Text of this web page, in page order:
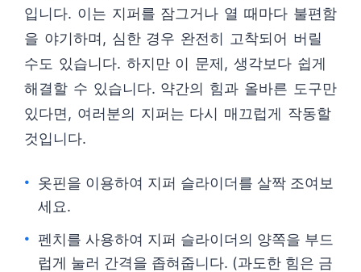
입니다. 이는 지퍼를 잠그거나 열 때마다 불편함
을 야기하며, 심한 경우 완전히 고착되어 버릴
수도 있습니다. 하지만 이 문제, 생각보다 쉽게
해결할 수 있습니다. 약간의 힘과 올바른 도구만
있다면, 여러분의 지퍼는 다시 매끄럽게 작동할
것입니다.
옷핀을 이용하여 지퍼 슬라이더를 살짝 조여보
세요.
펜치를 사용하여 지퍼 슬라이더의 양쪽을 부드
럽게 눌러 간격을 좁혀줍니다. (과도한 힘은 금